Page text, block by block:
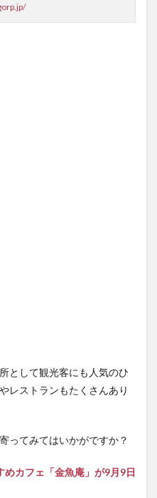
として観光客にも人気のひ
レストランもたくさんあり
ってみてはいかがですか？
カフェ「金魚庵」が9月9日